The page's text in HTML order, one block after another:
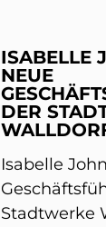
ISABELLE
NEUE
DER
Isabelle
Stadtwerke